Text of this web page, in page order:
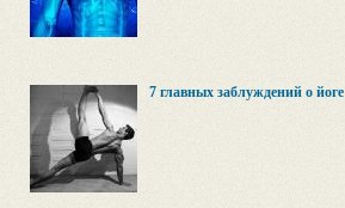
7 главных заблуждений о йоге